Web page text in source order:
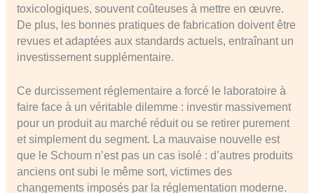
toxicologiques, souvent coûteuses à mettre en œuvre.
De plus, les bonnes pratiques de fabrication doivent être
revues et adaptées aux standards actuels, entraînant un
investissement supplémentaire.
Ce durcissement réglementaire a forcé le laboratoire à
faire face à un véritable dilemme : investir massivement
pour un produit au marché réduit ou se retirer purement
et simplement du segment. La mauvaise nouvelle est
que le Schoum n’est pas un cas isolé : d’autres produits
anciens ont subi le même sort, victimes des
changements imposés par la réglementation moderne.